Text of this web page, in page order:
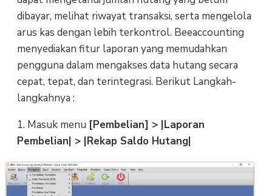
dibayar, melihat riwayat transaksi, serta mengelola
arus kas dengan lebih terkontrol. Beeaccounting
menyediakan fitur laporan yang memudahkan
pengguna dalam mengakses data hutang secara
cepat, tepat, dan terintegrasi. Berikut Langkah-
langkahnya :
1. Masuk menu [Pembelian] > |Laporan
Pembelian| > |Rekap Saldo Hutang|